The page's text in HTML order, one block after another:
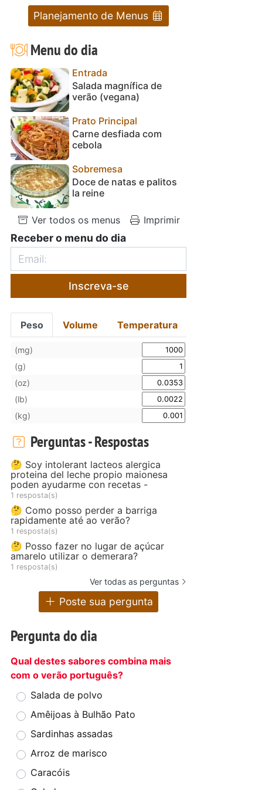
Planejamento de Menus
Menu do dia
Entrada
Salada magnífica de
verão (vegana)
Prato Principal
Carne desfiada com
cebola
Sobremesa
Doce de natas e palitos
la reine
Ver todos os menus Imprimir
Receber o menu do dia
Inscreva-se
Peso Volume Temperatura
(mg)
(g)
(oz)
(lb)
(kg)
Perguntas - Respostas
🤔 Soy intolerant lacteos alergica
proteina del leche propio maionesa
poden ayudarme con recetas -
1 resposta(s)
🤔 Como posso perder a barriga
rapidamente até ao verão?
1 resposta(s)
🤔 Posso fazer no lugar de açúcar
amarelo utilizar o demerara?
1 resposta(s)
Ver todas as perguntas
Poste sua pergunta
Pergunta do dia
Qual destes sabores combina mais
com o verão português?
Salada de polvo
Amêijoas à Bulhão Pato
Sardinhas assadas
Arroz de marisco
Caracóis